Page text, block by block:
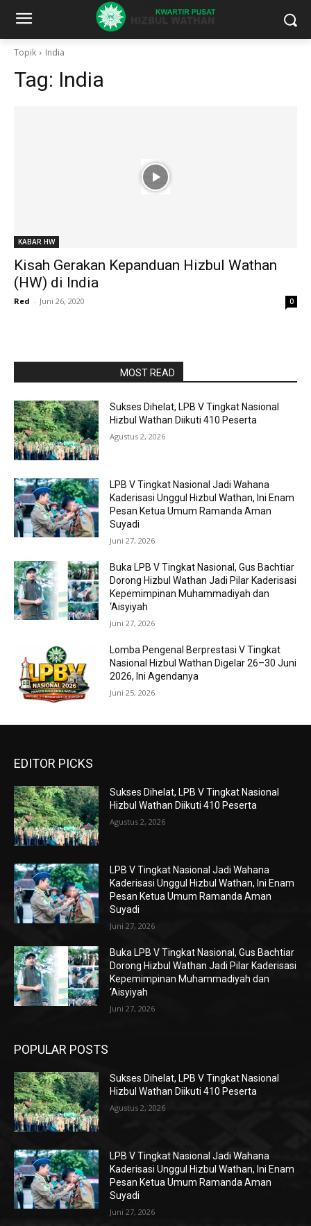
Topik India
Tag: India
KABAR HW
Kisah Gerakan Kepanduan Hizbul Wathan
(HW) di India
Red - Juni 26, 2020 0
MOST READ
Sukses Dihelat, LPB V Tingkat Nasional
Hizbul Wathan Diikuti 410 Peserta
Agustus 2, 2026
LPB V Tingkat Nasional Jadi Wahana
Kaderisasi Unggul Hizbul Wathan, Ini Enam
Pesan Ketua Umum Ramanda Aman
Suyadi
Juni 27, 2026
Buka LPB V Tingkat Nasional, Gus Bachtiar
Dorong Hizbul Wathan Jadi Pilar Kaderisasi
Kepemimpinan Muhammadiyah dan
‘Aisyiyah
Juni 27, 2026
Lomba Pengenal Berprestasi V Tingkat
Nasional Hizbul Wathan Digelar 26–30 Juni
2026, Ini Agendanya
Juni 25, 2026
EDITOR PICKS
Sukses Dihelat, LPB V Tingkat Nasional
Hizbul Wathan Diikuti 410 Peserta
Agustus 2, 2026
LPB V Tingkat Nasional Jadi Wahana
Kaderisasi Unggul Hizbul Wathan, Ini Enam
Pesan Ketua Umum Ramanda Aman
Suyadi
Juni 27, 2026
Buka LPB V Tingkat Nasional, Gus Bachtiar
Dorong Hizbul Wathan Jadi Pilar Kaderisasi
Kepemimpinan Muhammadiyah dan
‘Aisyiyah
Juni 27, 2026
POPULAR POSTS
Sukses Dihelat, LPB V Tingkat Nasional
Hizbul Wathan Diikuti 410 Peserta
Agustus 2, 2026
LPB V Tingkat Nasional Jadi Wahana
Kaderisasi Unggul Hizbul Wathan, Ini Enam
Pesan Ketua Umum Ramanda Aman
Suyadi
Juni 27, 2026